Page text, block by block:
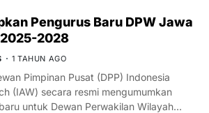
Pengurus Baru DPW Jawa
2028
1 TAHUN AGO
Pimpinan Pusat (DPP) Indonesia
(IAW) secara resmi mengumumkan
untuk Dewan Perwakilan Wilayah…